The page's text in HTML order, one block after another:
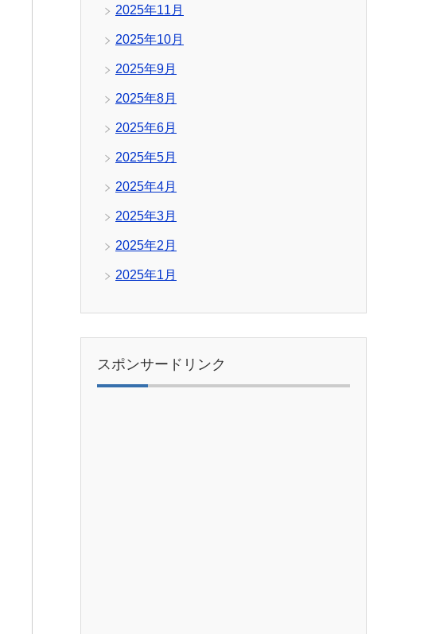
2025年11月
2025年10月
2025年9月
2025年8月
2025年6月
2025年5月
2025年4月
2025年3月
2025年2月
2025年1月
スポンサードリンク